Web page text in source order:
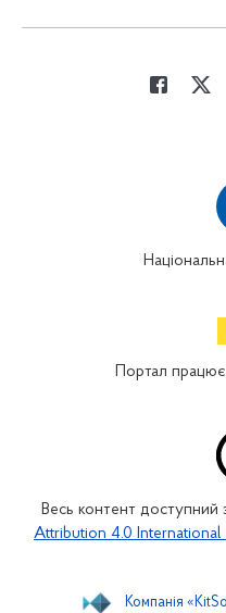
Портал
Весь контент доступний
Attribution 4.0 International
Компанія